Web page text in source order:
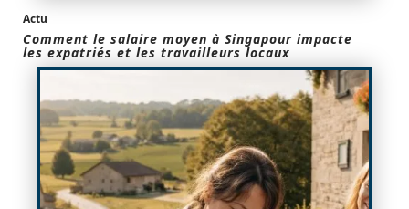
Actu
Comment le salaire moyen à Singapour impacte
les expatriés et les travailleurs locaux